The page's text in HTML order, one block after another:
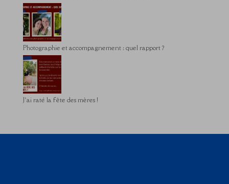
Photographie et accompagnement : quel rapport ?
J’ai raté la fête des mères !